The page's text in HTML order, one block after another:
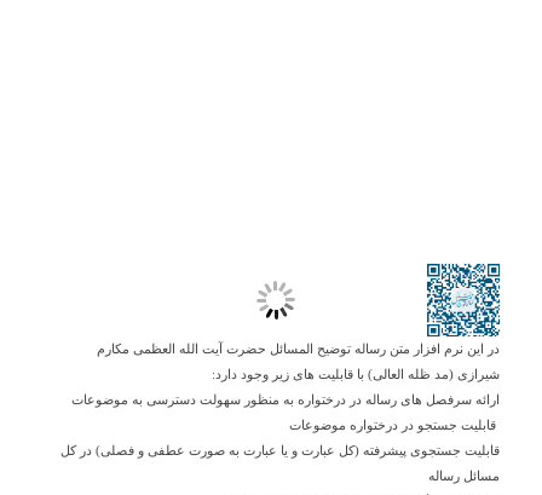
در این نرم افزار متن رساله توضیح المسائل حضرت آیت الله العظمی مکارم
شیرازی (مد ظله العالی) با قابلیت های زیر وجود دارد:
ارائه سرفصل های رساله در درختواره به منظور سهولت دسترسی به موضوعات
قابلیت جستجو در درختواره موضوعات
قابلیت جستجوی پیشرفته (کل عبارت و یا عبارت به صورت عطفی و فصلی) در کل
مسائل رساله